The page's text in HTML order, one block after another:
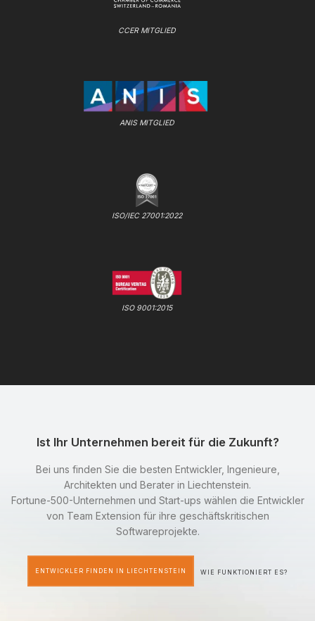
CCER MITGLIED
ANIS MITGLIED
ISO/IEC 27001:2022
ISO 9001:2015
Ist Ihr Unternehmen bereit für die Zukunft?
Bei uns finden Sie die besten Entwickler, Ingenieure,
Architekten und Berater in Liechtenstein.
Fortune-500-Unternehmen und Start-ups wählen die Entwickler
von Team Extension für ihre geschäftskritischen
Softwareprojekte.
ENTWICKLER FINDEN IN LIECHTENSTEIN WIE FUNKTIONIERT ES?